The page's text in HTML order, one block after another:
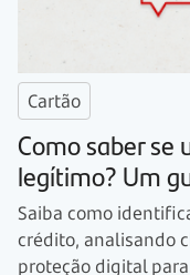
Cartão
Como saber se
legítimo? Um
Saiba como
crédito, analisando
proteção digital